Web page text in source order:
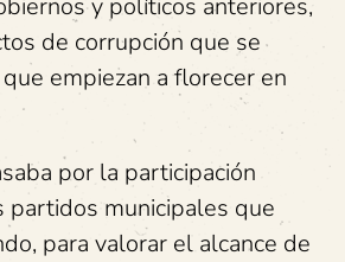
y políticos anteriores,
de corrupción que se
empiezan a florecer en
por la participación
partidos municipales que
para valorar el alcance de